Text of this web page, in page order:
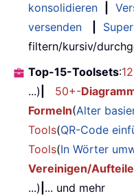
konsolidieren
versenden
filtern/kursiv/
Top-15-Toolsets:
...)
50+-
Formeln(Alter
Tools(QR-Code
Tools(In Wörter
Vereinigen/
...) ... und mehr